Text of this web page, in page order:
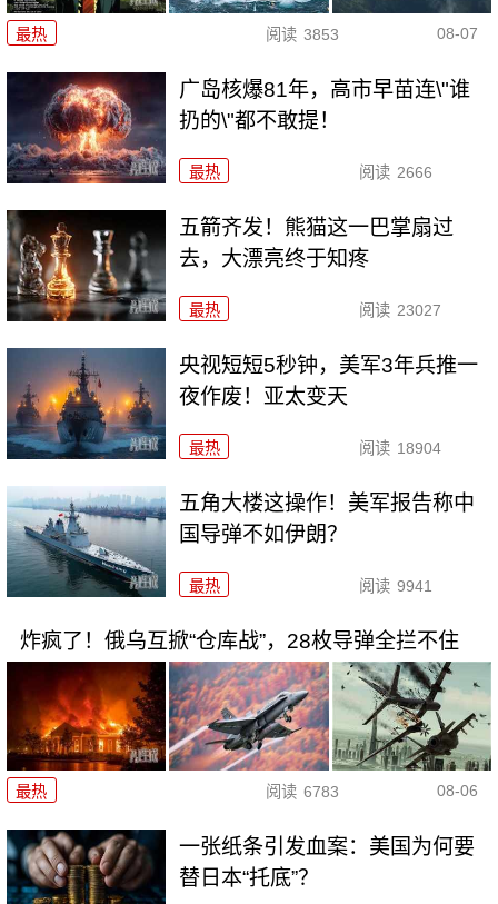
最热 阅读 3853 08-07
广岛核爆81年，高市早苗连\"谁
扔的\"都不敢提！
最热 阅读 2666
五箭齐发！熊猫这一巴掌扇过
去，大漂亮终于知疼
最热 阅读 23027
央视短短5秒钟，美军3年兵推一
夜作废！亚太变天
最热 阅读 18904
五角大楼这操作！美军报告称中
国导弹不如伊朗？
最热 阅读 9941
炸疯了！俄乌互掀“仓库战”，28枚导弹全拦不住
最热 阅读 6783 08-06
一张纸条引发血案：美国为何要
替日本“托底”？